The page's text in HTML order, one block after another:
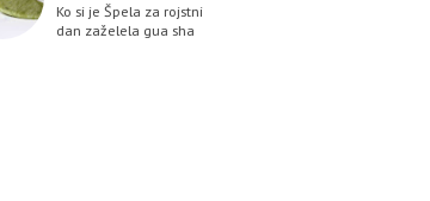
Ko si je Špela za rojstni
dan zaželela gua sha